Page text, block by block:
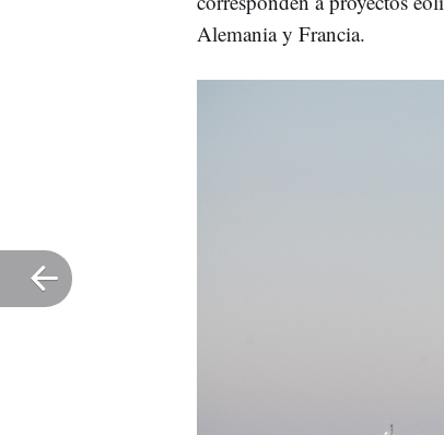
Alemania y Francia.